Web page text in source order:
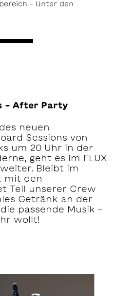
– Unter den
– After Party
neuen
Sessions von
um 20 Uhr in der
geht es im FLUX
Bleibt im
mit den
Teil unserer Crew
Getränk an der
passende Musik –
wollt!